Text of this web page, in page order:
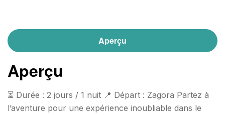
Aperçu
Aperçu
⏳ Durée : 2 jours / 1 nuit 📍 Départ : Zagora Partez à
l’aventure pour une expérience inoubliable dans le